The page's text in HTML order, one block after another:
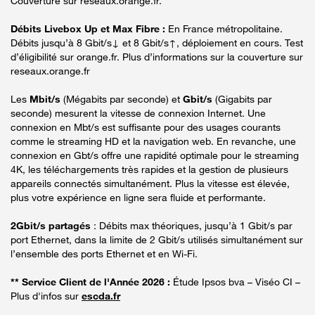
Débits Livebox Up et Max Fibre : En France métropolitaine.
Débits jusqu’à 8 Gbit/s↓ et 8 Gbit/s↑, déploiement en cours. Test
d’éligibilité sur orange.fr. Plus d’informations sur la couverture sur
reseaux.orange.fr
Les Mbit/s (Mégabits par seconde) et Gbit/s (Gigabits par
seconde) mesurent la vitesse de connexion Internet. Une
connexion en Mbt/s est suffisante pour des usages courants
comme le streaming HD et la navigation web. En revanche, une
connexion en Gbt/s offre une rapidité optimale pour le streaming
4K, les téléchargements très rapides et la gestion de plusieurs
appareils connectés simultanément. Plus la vitesse est élevée,
plus votre expérience en ligne sera fluide et performante.
2Gbit/s partagés : Débits max théoriques, jusqu’à 1 Gbit/s par
port Ethernet, dans la limite de 2 Gbit/s utilisés simultanément sur
l’ensemble des ports Ethernet et en Wi-Fi.
** Service Client de l'Année 2026 : Étude Ipsos bva – Viséo CI –
Plus d'infos sur escda.fr